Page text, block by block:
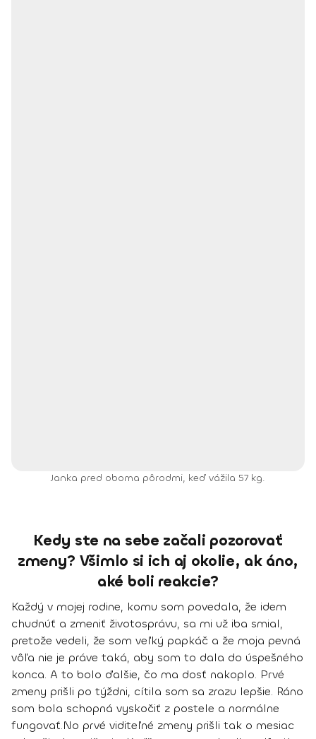
Janka pred oboma pôrodmi, keď vážila 57 kg.
Kedy ste na sebe začali pozorovať
zmeny? Všimlo si ich aj okolie, ak áno,
aké boli reakcie?
Každý v mojej rodine, komu som povedala, že idem
chudnúť a zmeniť životosprávu, sa mi už iba smial,
pretože vedeli, že som veľký papkáč a že moja pevná
vôľa nie je práve taká, aby som to dala do úspešného
konca. A to bolo ďalšie, čo ma dosť nakoplo. Prvé
zmeny prišli po týždni, cítila som sa zrazu lepšie. Ráno
som bola schopná vyskočiť z postele a normálne
fungovať.No prvé viditeľné zmeny prišli tak o mesiac